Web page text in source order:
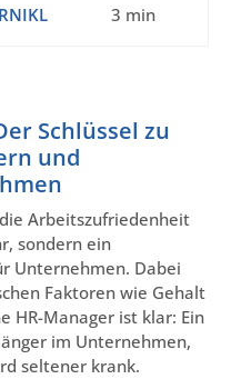
3 min
Schlüssel zu
und
Arbeitszufriedenheit
sondern ein
Unternehmen. Dabei
Faktoren wie Gehalt
HR-Manager ist klar: Ein
im Unternehmen,
seltener krank.